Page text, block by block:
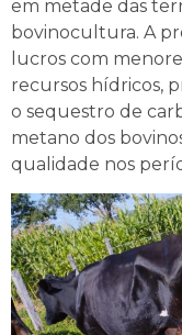
em metade das
bovinocultura. A
lucros com
recursos hídricos,
o sequestro de
metano dos
qualidade nos